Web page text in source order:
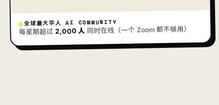
全球最大华人 AI COMMUNITY
每星期超过 2,000 人 同时在线（一个 Zoom 都不够用）